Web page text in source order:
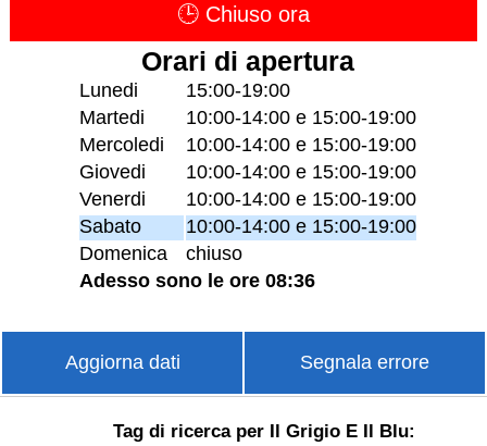
🕒 Chiuso ora
Orari di apertura
Lunedi
15:00-19:00
Martedi
10:00-14:00 e 15:00-19:00
Mercoledi
10:00-14:00 e 15:00-19:00
Giovedi
10:00-14:00 e 15:00-19:00
Venerdi
10:00-14:00 e 15:00-19:00
Sabato
10:00-14:00 e 15:00-19:00
Domenica
chiuso
Adesso sono le ore 08:36
Aggiorna dati Segnala errore
Tag di ricerca per Il Grigio E Il Blu: